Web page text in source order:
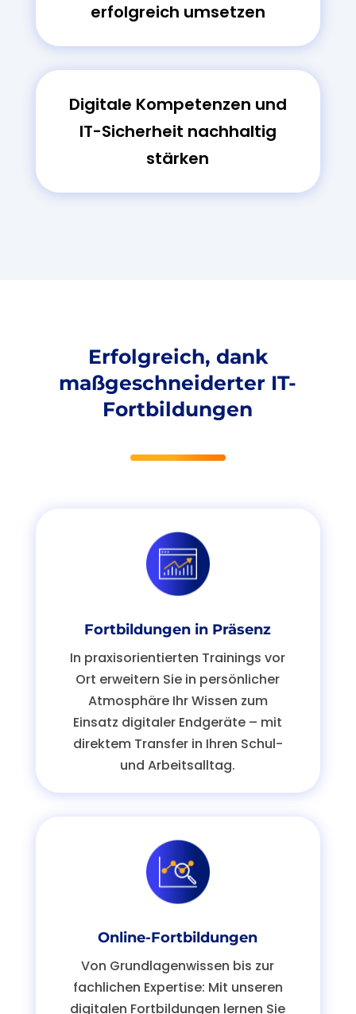
erfolgreich umsetzen
Digitale Kompetenzen und
IT-Sicherheit nachhaltig
stärken
Erfolgreich, dank
maßgeschneiderter IT-
Fortbildungen
Fortbildungen in Präsenz
In praxisorientierten Trainings vor
Ort erweitern Sie in persönlicher
Atmosphäre Ihr Wissen zum
Einsatz digitaler Endgeräte – mit
direktem Transfer in Ihren Schul-
undArbeitsalltag.
Online-Fortbildungen
Von Grundlagenwissen bis zur
fachlichen Expertise: Mit unseren
digitalen Fortbildungen lernen Sie